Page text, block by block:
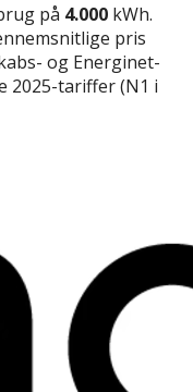
på 4.000 kWh.
pris
og Energinet-
2025-tariffer (N1 i